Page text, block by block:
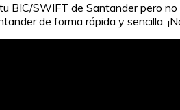
BIC/SWIFT de Santander pero
de forma rápida y sencilla.